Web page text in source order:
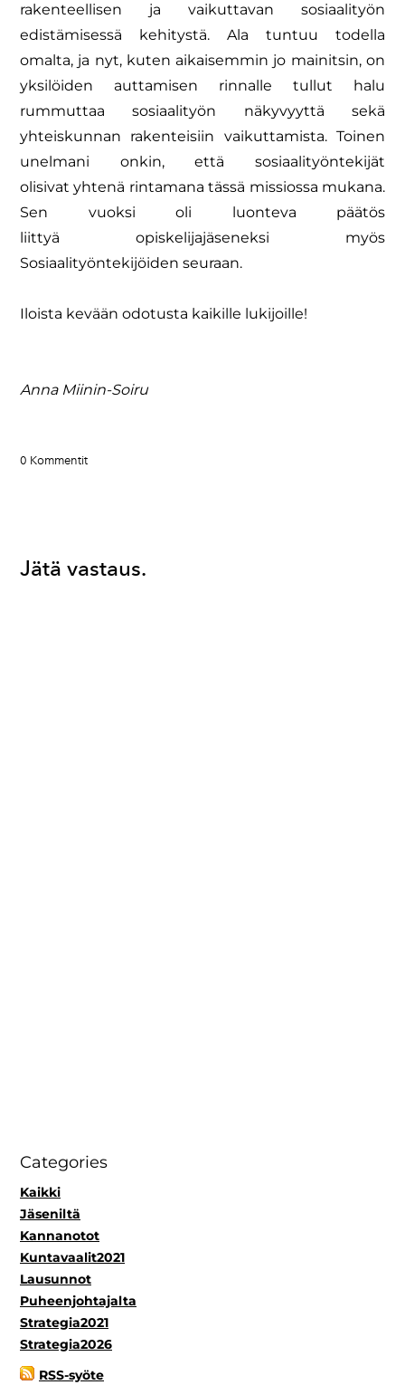
rakenteellisen ja vaikuttavan sosiaalityön
edistämisessä kehitystä. Ala tuntuu todella
omalta, ja nyt, kuten aikaisemmin jo mainitsin, on
yksilöiden auttamisen rinnalle tullut halu
rummuttaa sosiaalityön näkyvyyttä sekä
yhteiskunnan rakenteisiin vaikuttamista. Toinen
unelmani onkin, että sosiaalityöntekijät
olisivatyhtenä rintamana tässä missiossa mukana.
Sen vuoksi oli luonteva päätös
liittyä opiskelijajäseneksi myös
Sosiaalityöntekijöiden seuraan.
Iloista kevään odotusta kaikille lukijoille!
Anna Miinin-Soiru
0 Kommentit
Jätä vastaus.
Categories
Kaikki
Jäseniltä
Kannanotot
Kuntavaalit2021
Lausunnot
Puheenjohtajalta
Strategia2021
Strategia2026
RSS-syöte